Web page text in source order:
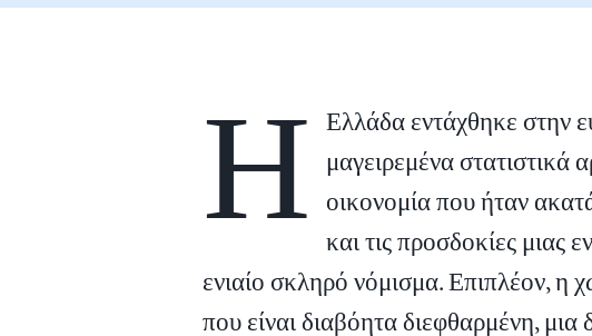
Η
Ελλάδα εντάχθηκε στην
μαγειρεμένα στατιστικά
οικονομία που ήταν
και τις προσδοκίες μιας
ενιαίο σκληρό νόμισμα. Επιπλέον, η
που είναι διαβόητα διεφθαρμένη,